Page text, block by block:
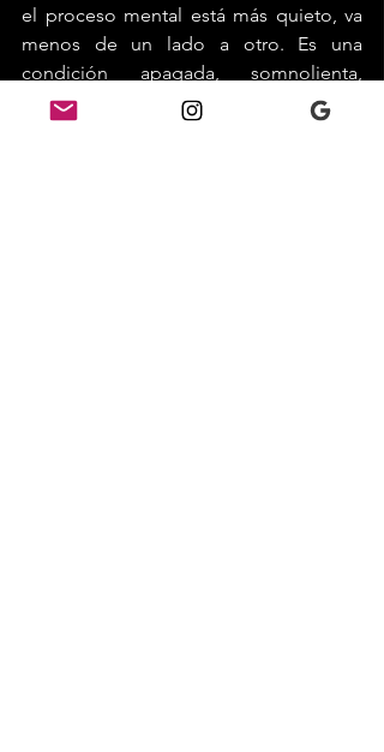
el proceso mental está más quieto, va
menos de un lado a otro. Es una
condición apagada, somnolienta,
parecida la que se experimenta al estar